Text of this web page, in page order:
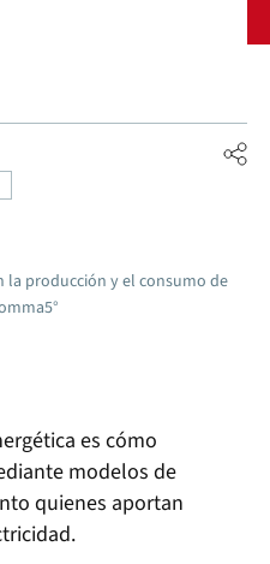
la producción y el consumo de
es cómo
modelos de
quienes aportan